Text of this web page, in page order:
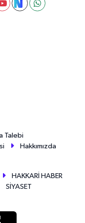
Talebi
Hakkımızda
HAKKARİ HABER
SİYASET